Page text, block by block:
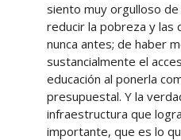
siento muy orgulloso
reducir la pobreza y las
nunca antes; de haber
sustancialmente el
educación al ponerla
presupuestal. Y la
infraestructura que
importante, que es lo